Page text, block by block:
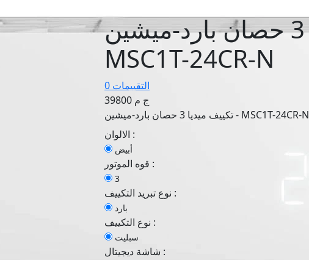
تكييف ميديا 3 حصان بارد-ميشين -
MSC1T-24CR-N
0 التقييمات
39800 ج م
تكييف ميديا 3 حصان بارد-ميشين - MSC1T-24CR-N
الالوان :
أبيض
قوه الموتور :
3
نوع تبريد التكييف :
بارد
نوع التكييف :
سبليت
شاشة ديجيتال :